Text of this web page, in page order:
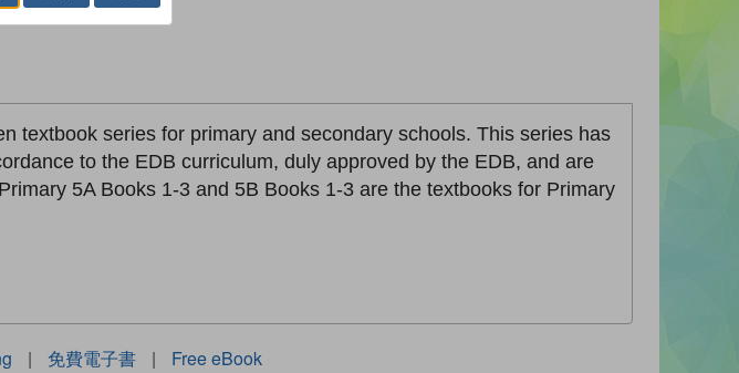
textbook series for primary and secondary schools. This series has
to the EDB curriculum, duly approved by the EDB, and are
5A Books 1-3 and 5B Books 1-3 are the textbooks for Primary
| 免費電子書 | Free eBook